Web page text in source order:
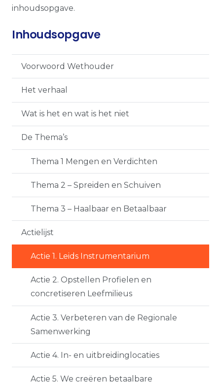
inhoudsopgave.
Inhoudsopgave
Voorwoord Wethouder
Het verhaal
Wat is het en wat is het niet
De Thema’s
Thema 1 Mengen en Verdichten
Thema 2 – Spreiden en Schuiven
Thema 3 – Haalbaar en Betaalbaar
Actielijst
Actie 1. Leids Instrumentarium
Actie 2. Opstellen Profielen en
concretiseren Leefmilieus
Actie 3. Verbeteren van de Regionale
Samenwerking
Actie 4. In- en uitbreidinglocaties
Actie 5. We creëren betaalbare